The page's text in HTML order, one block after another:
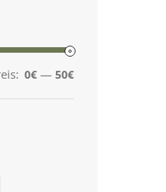
Min.
Preis
Max.
Preis
0€ — 50€